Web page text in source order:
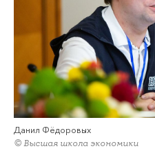
Данил Фёдоровых
© Высшая школа экономики